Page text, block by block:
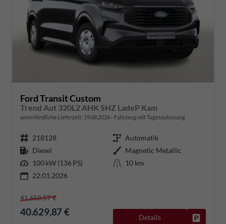
Ford Transit Custom
Trend Aut 320L2 AHK SHZ LadeP Kam
unverbindliche Lieferzeit: 19.08.2026 Fahrzeug mit Tageszulassung
218128
Automatik
Diesel
Magnetic Metallic
100 kW (136 PS)
10 km
22.01.2026
41.650,57 €
40.629,87 € Details